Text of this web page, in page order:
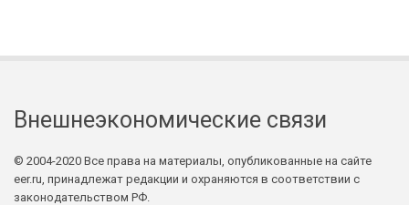
Внешнеэкономические связи
© 2004-2020 Все права на материалы, опубликованные на сайте
eer.ru, принадлежат редакции и охраняются в соответствии с
законодательством РФ.